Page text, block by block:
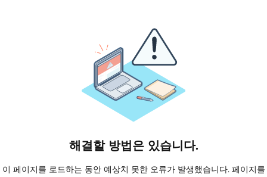
해결할 방법은 있습니다.
이 페이지를 로드하는 동안 예상치 못한 오류가 발생했습니다. 페이지를